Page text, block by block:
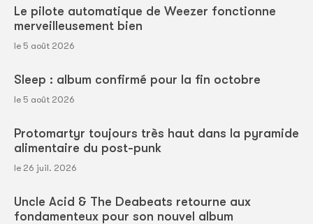
Le pilote automatique de Weezer fonctionne
merveilleusement bien
le 5 août 2026
Sleep : album confirmé pour la fin octobre
le 5 août 2026
Protomartyr toujours très haut dans la pyramide
alimentaire du post-punk
le 26 juil. 2026
Uncle Acid & The Deabeats retourne aux
fondamenteux pour son nouvel album